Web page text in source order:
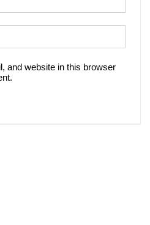
and website in this browser